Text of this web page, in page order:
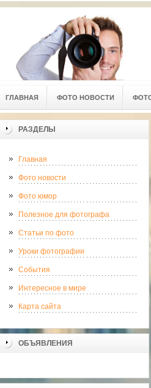
ГЛАВНАЯ ФОТО НОВОСТИ
РАЗДЕЛЫ
Главная
Фото новости
Фото юмор
Полезное для фотографа
Статьи по фото
Уроки фотографии
События
Интересное в мире
Карта сайта
ОБЪЯВЛЕНИЯ